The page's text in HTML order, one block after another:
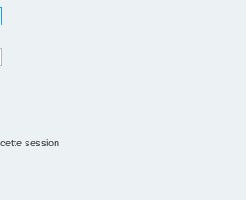
session